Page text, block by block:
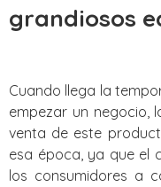
grandiosos
Cuando llega la
empezar un negocio,
venta de este
esa época, ya que el
los consumidores a